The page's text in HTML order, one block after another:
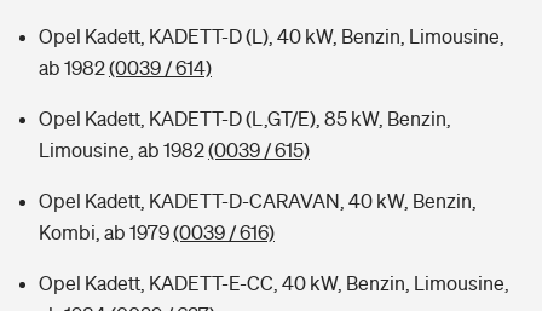
Opel Kadett, KADETT-D (L), 40 kW, Benzin, Limousine,
ab 1982(0039 / 614)
Opel Kadett, KADETT-D (L,GT/E), 85 kW, Benzin,
Limousine, ab 1982(0039 / 615)
Opel Kadett, KADETT-D-CARAVAN, 40 kW, Benzin,
Kombi, ab 1979(0039 / 616)
Opel Kadett, KADETT-E-CC, 40 kW, Benzin, Limousine,